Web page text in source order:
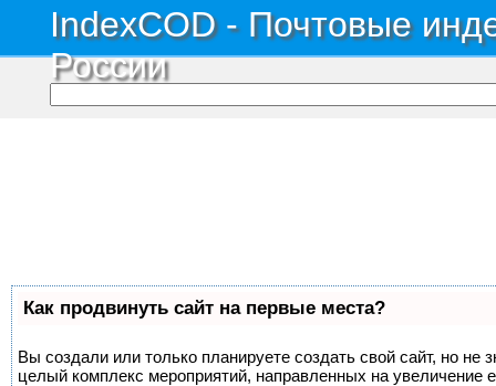
IndexCOD - Почтовые
России
Как продвинуть сайт на первые места?
Вы создали или только планируете создать свой сайт, но не
целый комплекс мероприятий, направленных на увеличение